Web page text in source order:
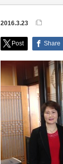
2016.3.23
Post Share